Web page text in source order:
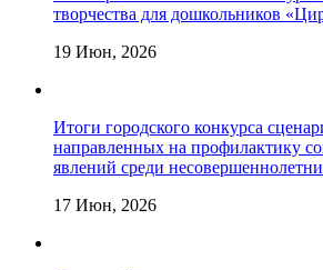
творчества для дошкольников
19 Июн, 2026
Итоги городского конкурса
направленных на профилактику
явлений среди
17 Июн, 2026